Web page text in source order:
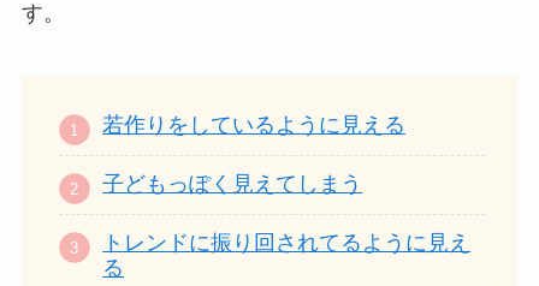
す。
若作りをしているように見える
子どもっぽく見えてしまう
トレンドに振り回されてるように見え
る